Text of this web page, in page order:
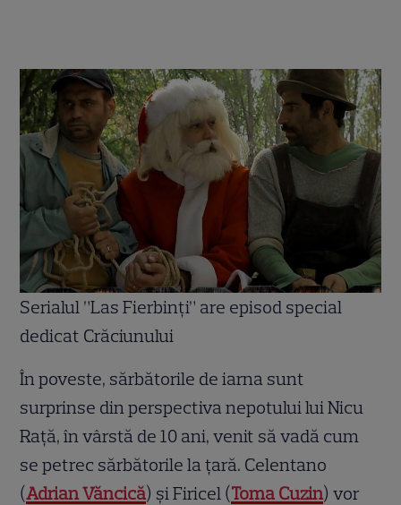
Serialul ”Las Fierbinți” are episod special
dedicat Crăciunului
În poveste, sărbătorile de iarna sunt
surprinse din perspectiva nepotului lui Nicu
Rață, în vârstă de 10 ani, venit să vadă cum
se petrec sărbătorile la țară. Celentano
(Adrian Văncică) și Firicel (Toma Cuzin) vor